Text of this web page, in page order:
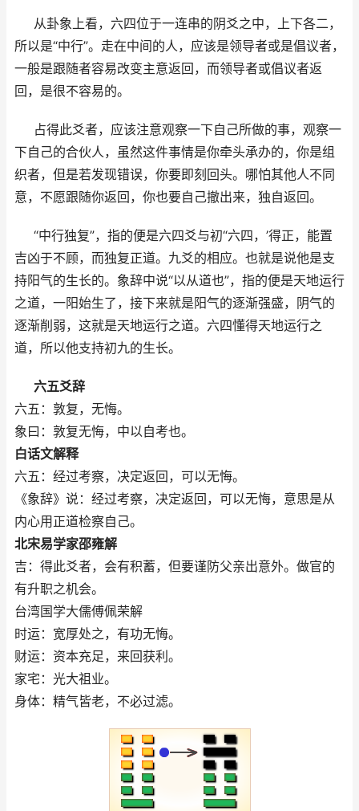
从卦象上看，六四位于一连串的阴爻之中，上下各二，
所以是“中行”。走在中间的人，应该是领导者或是倡议者，
一般是跟随者容易改变主意返回，而领导者或倡议者返
回，是很不容易的。
占得此爻者，应该注意观察一下自己所做的事，观察一
下自己的合伙人，虽然这件事情是你牵头承办的，你是组
织者，但是若发现错误，你要即刻回头。哪怕其他人不同
意，不愿跟随你返回，你也要自己撤出来，独自返回。
“中行独复”，指的便是六四爻与初“六四，’得正，能置
吉凶于不顾，而独复正道。九爻的相应。也就是说他是支
持阳气的生长的。象辞中说“以从道也”，指的便是天地运行
之道，一阳始生了，接下来就是阳气的逐渐强盛，阴气的
逐渐削弱，这就是天地运行之道。六四懂得天地运行之
道，所以他支持初九的生长。
六五爻辞
六五：敦复，无悔。
象曰：敦复无悔，中以自考也。
白话文解释
六五：经过考察，决定返回，可以无悔。
《象辞》说：经过考察，决定返回，可以无悔，意思是从
内心用正道检察自己。
北宋易学家邵雍解
吉：得此爻者，会有积蓄，但要谨防父亲出意外。做官的
有升职之机会。
台湾国学大儒傅佩荣解
时运：宽厚处之，有功无悔。
财运：资本充足，来回获利。
家宅：光大祖业。
身体：精气皆老，不必过滤。